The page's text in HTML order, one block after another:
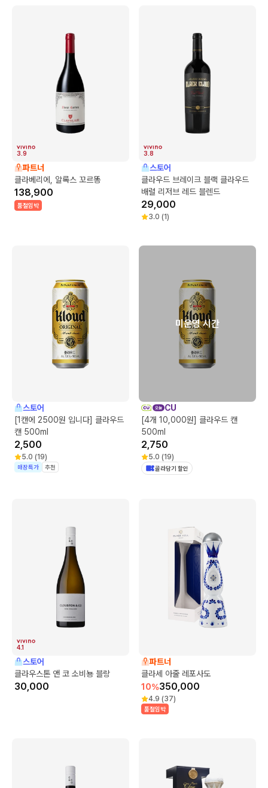
3.9
파트너
클라베리에, 알록스 꼬르똥
138,900
품절임박
3.8
스토어
클라우드 브레이크 블랙 클라우드
배럴 리저브 레드 블렌드
29,000
3.0 (1)
스토어
[1캔에 2500원 입니다] 클라우드
캔 500ml
2,500
5.0 (19)
매장특가 추천
미운영 시간
CU
[4개 10,000원] 클라우드 캔
500ml
2,750
5.0 (19)
골라담기 할인
4.1
스토어
클라우스톤 앤 코 소비뇽 블랑
30,000
파트너
클라세 아줄 레포사도
10%350,000
4.9 (37)
품절임박